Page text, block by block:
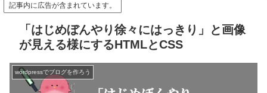
記事内に広告が含まれています。
「はじめぼんやり徐々にはっきり」と画像
が見える様にするHTMLとCSS
wordpressでブログを作ろう